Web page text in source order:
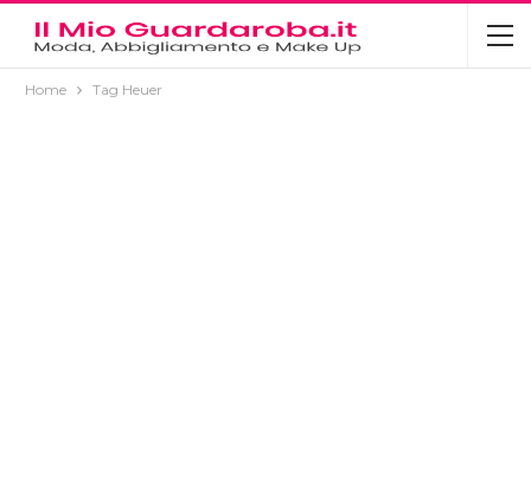
Home Tag Heuer